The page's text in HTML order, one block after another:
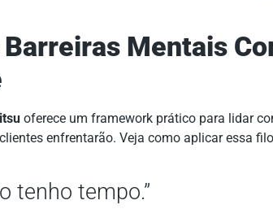
Mentais
oferece um framework prático para lidar
enfrentarão. Veja como aplicar essa
tenho tempo.”